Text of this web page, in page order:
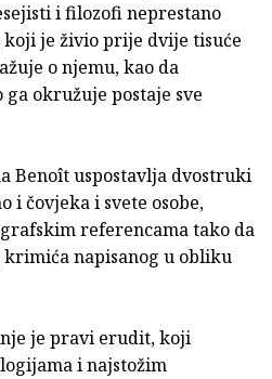
i filozofi neprestano
je živio prije dvije tisuće
o njemu, kao da
okružuje postaje sve
Benoît uspostavlja dvostruki
i čovjeka i svete osobe,
referencama tako da
krimića napisanog u obliku
je pravi erudit, koji
i najstožim